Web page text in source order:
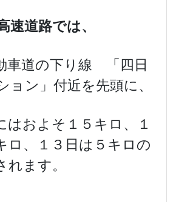
速道路では、
車道の下り線 「四日
ョン」付近を先頭に、
はおよそ１５キロ、１
ロ、１３日は５キロの
れます。